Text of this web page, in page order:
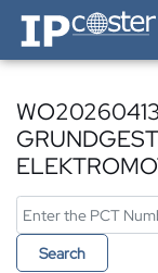
IP-Coster — Home
Search